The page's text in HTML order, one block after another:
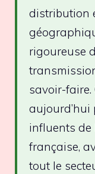
distribution
rigoureuse
savoir-
aujourd’hui
influents
française,
tout le